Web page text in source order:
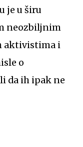
je u širu
neozbiljnim
aktivistima i
o
da ih ipak ne